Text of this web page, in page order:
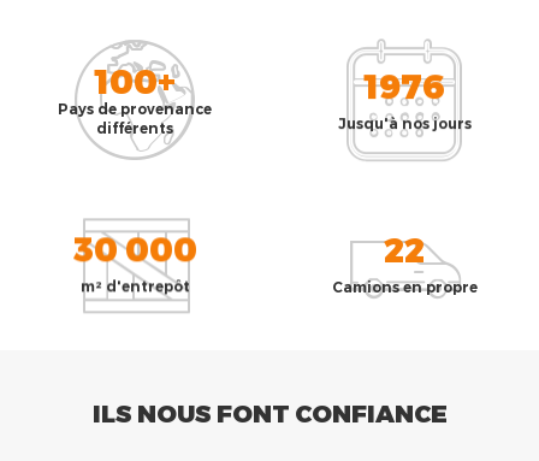
100+
Pays de provenance
différents
1976
Jusqu'à nos jours
30 000
m² d'entrepôt
22
Camions en propre
ILS NOUS FONT CONFIANCE